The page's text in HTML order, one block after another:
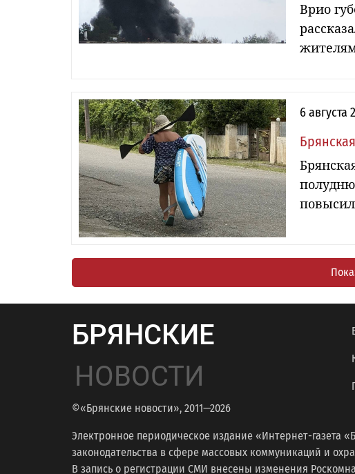
Врио
6 августа
БРЯНСКИЕ
НОВОСТИ
©«Брянские новости», 2011—2026
Электронное периодическое издание «Интернет-
законодательства в сфере массовых коммуникаций и
В запись о регистрации СМИ внесены изменения